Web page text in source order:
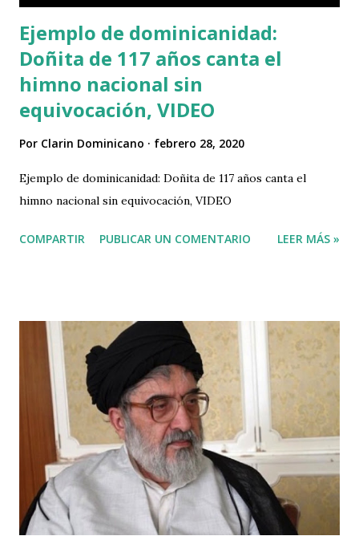
Ejemplo de dominicanidad:
Doñita de 117 años canta el
himno nacional sin
equivocación, VIDEO
Por Clarin Dominicano febrero 28, 2020
Ejemplo de dominicanidad: Doñita de 117 años canta el
himno nacional sin equivocación, VIDEO
COMPARTIR PUBLICAR UN COMENTARIO LEER MÁS »